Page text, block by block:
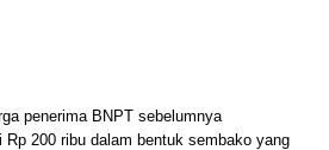
penerima BNPT sebelumnya
200 ribu dalam bentuk sembako yang